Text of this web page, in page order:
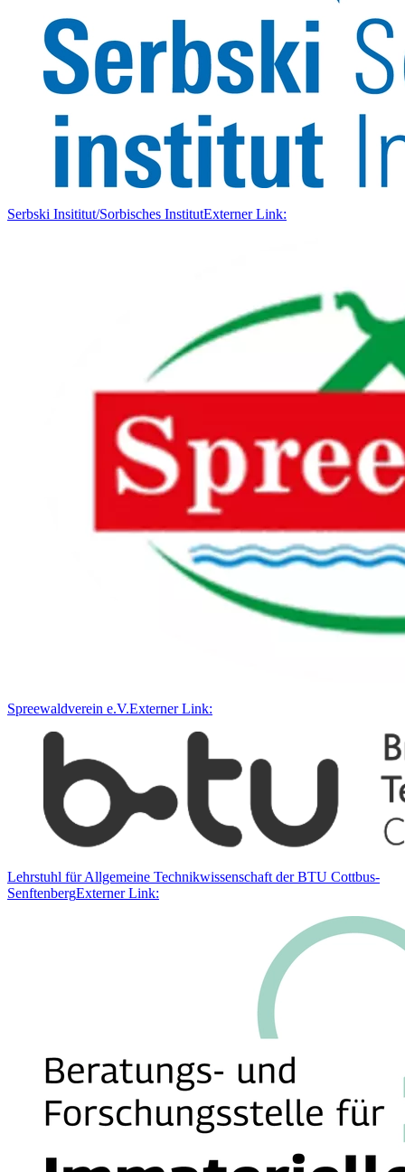
Serbski Insititut/Sorbisches InstitutExterner Link:
Spreewaldverein e.V.Externer Link:
Lehrstuhl für Allgemeine Technikwissenschaft der BTU Cottbus-
SenftenbergExterner Link: